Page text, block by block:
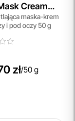
Cream
Eyes
maska-krem
i pod oczy 50 g
zł/50 g